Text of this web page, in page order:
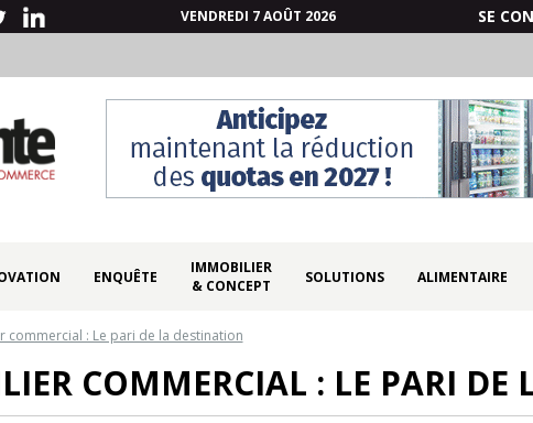
VENDREDI 7 AOÛT 2026 SE
ENQUÊTE
IMMOBILIER
& CONCEPT
SOLUTIONS ALIMENTAIRE
commercial : Le pari de la destination
COMMERCIAL : LE PARI DE